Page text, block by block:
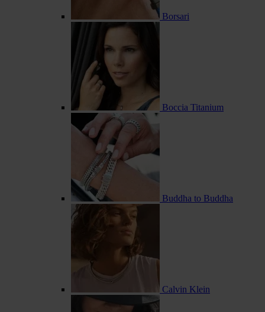
Borsari
Boccia Titanium
Buddha to Buddha
Calvin Klein